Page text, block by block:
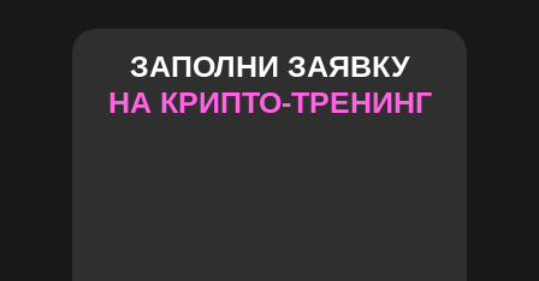
ЗАПОЛНИ ЗАЯВКУ
НА КРИПТО-ТРЕНИНГ